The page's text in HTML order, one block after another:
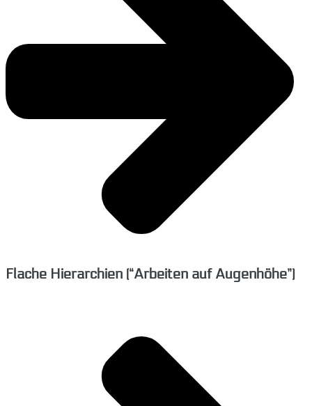
Flache Hierarchien (“Arbeiten auf Augenhöhe”)